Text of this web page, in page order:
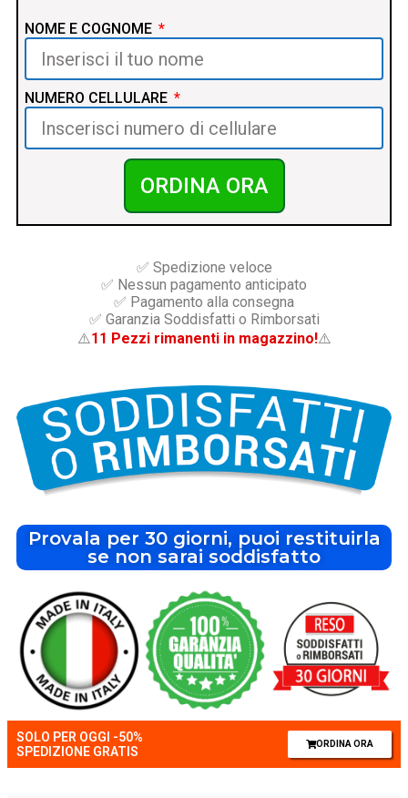
NOME E COGNOME
NUMERO CELLULARE
ORDINA ORA
✅ Spedizione veloce
✅ Nessun pagamento anticipato
✅ Pagamento alla consegna
✅ Garanzia Soddisfatti o Rimborsati
⚠️11 Pezzi rimanenti in magazzino!⚠️
Provala per 30 giorni, puoi restituirla
se non sarai soddisfatto
SOLO PER OGGI -50%
SPEDIZIONE GRATIS
ORDINA ORA